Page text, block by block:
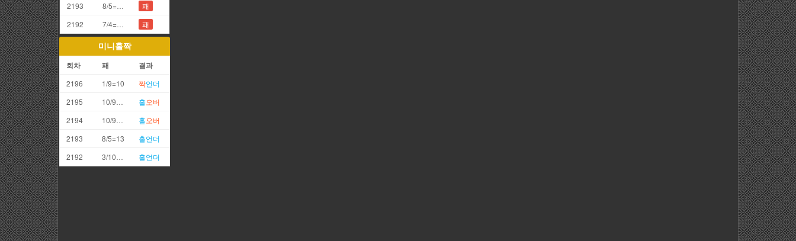
2193
8/5=3끗
패
2192
7/4=1끗 패
미니홀짝
회차 패 결과
2196 1/9=10 짝언더
2195
10/9=19 홀오버
2194
10/9=19 홀오버
2193
8/5=13 홀언더
2192
3/10=13 홀언더